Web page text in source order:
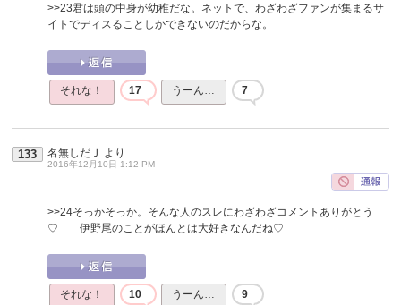
>>23君は頭の中身が幼稚だな。ネットで、わざわざファンが集まるサ
イトでディスることしかできないのだからな。
それな！ 17 うーん… 7
133 名無しだＪ より
2016年12月10日 1:12 PM
>>24そっかそっか。そんな人のスレにわざわざコメントありがとう
♡ 伊野尾のことがほんとは大好きなんだね♡
それな！ 10 うーん… 9